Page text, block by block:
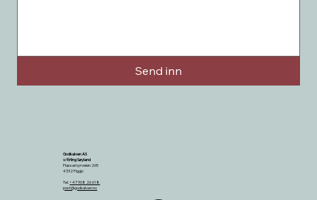
Godkalven AS
v/Erling Søyland
Flassamyrveien 265
4332 Figgjo
Tel. +47 908 26 618
post@godkalven.no
Send inn